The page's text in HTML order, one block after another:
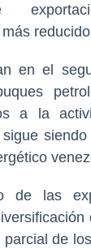
en el
a la
siendo
de las
de